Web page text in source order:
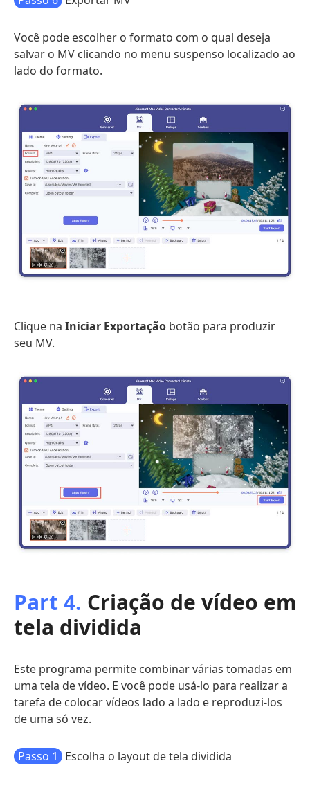
Você pode escolher o formato com o qual deseja
salvar o MV clicando no menu suspenso localizado ao
lado do formato.
Clique na Iniciar Exportação botão para produzir
seu MV.
Part 4. Criação de vídeo em
tela dividida
Este programa permite combinar várias tomadas em
uma tela de vídeo. E você pode usá-lo para realizar a
tarefa de colocar vídeos lado a lado e reproduzi-los
de uma só vez.
Passo 1 Escolha o layout de tela dividida